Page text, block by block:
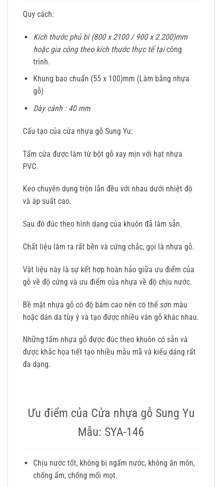
Quy cách:
Kích thước phủ bì (800 x 2100 / 900 x 2.200)mm
hoặc gia công theo kích thước thực tế tạicông
trình.
Khung bao chuẩn (55 x 100)mm (Làm bằng nhựa
gỗ)
Dày cánh : 40 mm
Cấu tạo của cửa nhựa gỗ Sung Yu:
Tấm cửa được làm từ bột gỗ xay mịn với hạt nhựa
PVC.
Keo chuyên dụng trộn lẫn đều với nhau dưới nhiệt độ
và áp suất cao.
Sau đó đúc theo hình dạng của khuôn đã làm sẵn.
Chất liệu làm ra rất bền và cứng chắc, gọi là nhựa gỗ.
Vật liệu này là sự kết hợp hoàn hảo giữa ưu điểm của
gỗ về độ cứng và ưu điểm của nhựa về độ chịu nước.
Bề mặt nhựa gỗ có độ bám cao nên có thể sơn màu
hoặc dán da tùy ý và tạo được nhiều vân gỗ khác nhau.
Những tấm nhựa gỗ được đúc theo khuôn có sẵn và
được khắc họa tiết tạo nhiều mẫu mã và kiểu dáng rất
đa dạng.
Ưu điểm của Cửa nhựa gỗ Sung Yu
Mẫu: SYA-146
Chịu nước tốt, không bị ngấm nước, không ăn mòn,
chống ẩm, chống mối mọt.